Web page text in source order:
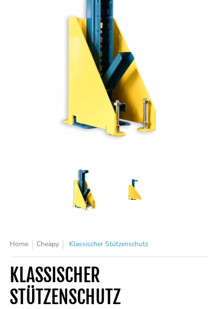
Home Cheapy Klassischer Stützenschutz
KLASSISCHER
STÜTZENSCHUTZ